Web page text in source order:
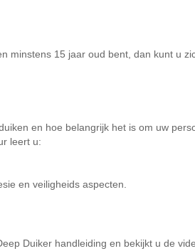
minstens 15 jaar oud bent, dan kunt u
en hoe belangrijk het is om uw
leert u:
en veiligheids aspecten.
Duiker handleiding en bekijkt u de